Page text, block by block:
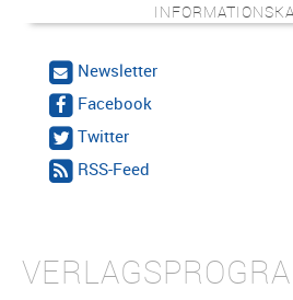
Newsletter
Facebook
Twitter
RSS-Feed